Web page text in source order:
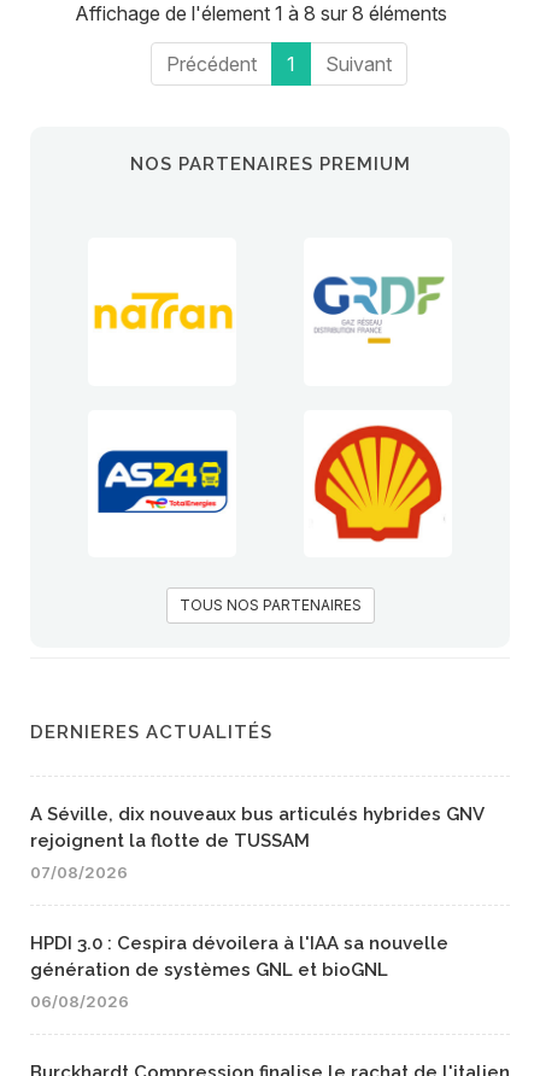
Affichage de l'élement 1 à 8 sur 8 éléments
Précédent 1 Suivant
NOS PARTENAIRES PREMIUM
TOUS NOS PARTENAIRES
DERNIERES ACTUALITÉS
A Séville, dix nouveaux bus articulés hybrides GNV
rejoignent la flotte de TUSSAM
07/08/2026
HPDI 3.0 : Cespira dévoilera à l'IAA sa nouvelle
génération de systèmes GNL et bioGNL
06/08/2026